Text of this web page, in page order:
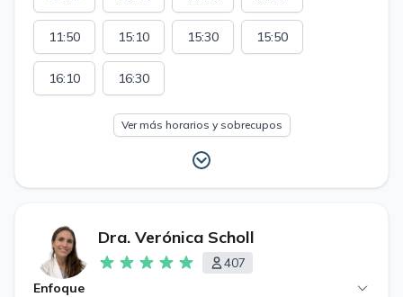
11:50 15:10 15:30 15:50
16:10 16:30
Ver más horarios y sobrecupos
Dra. Verónica Scholl
407
Enfoque